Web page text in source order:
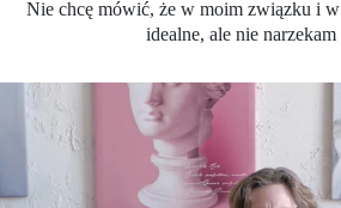
Nie chcę mówić, że w moim związku i
idealne, ale nie narzekam